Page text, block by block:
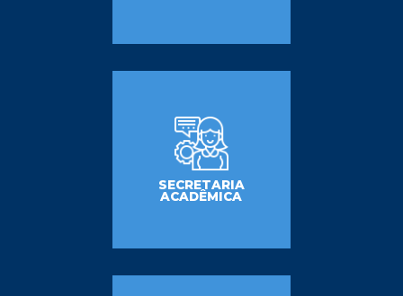
SECRETARIA
ACADÊMICA